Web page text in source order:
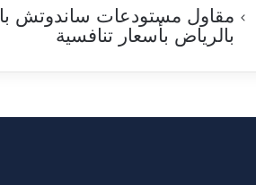
مقاول مستودعات ساندوتش
بالرياض بأسعار تنافسية